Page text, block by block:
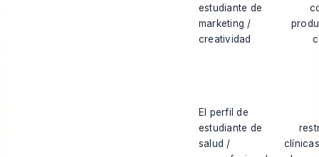
estudiante de
marketing /
creatividad
El perfil de
estudiante de
salud /